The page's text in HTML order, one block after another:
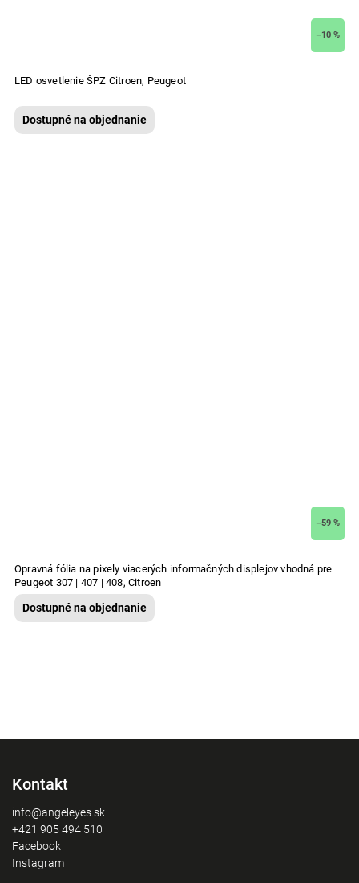
–10 %
LED osvetlenie ŠPZ Citroen, Peugeot
Dostupné na objednanie
–59 %
Opravná fólia na pixely viacerých informačných displejov vhodná pre
Peugeot 307 | 407 | 408, Citroen
Dostupné na objednanie
Kontakt
info@angeleyes.sk
+421 905 494 510
Facebook
Instagram